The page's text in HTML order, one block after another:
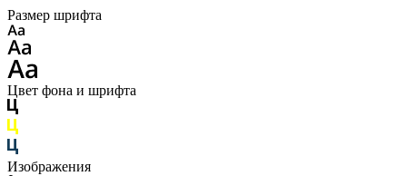
Размер шрифта
Цвет фона и шрифта
Изображения